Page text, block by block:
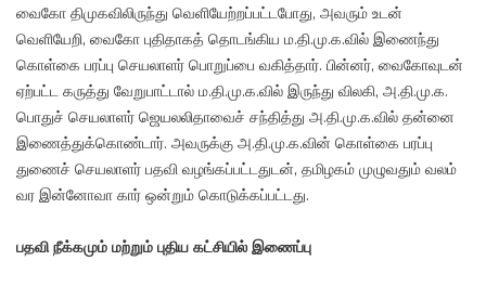
வைகோ திமுகவிலிருந்து வெளியேற்றப்பட்டபோது, அவரும் உடன்
வெளியேறி, வைகோ புதிதாகத் தொடங்கிய ம.தி.மு.க.வில் இணைந்து
கொள்கை பரப்பு செயலாளர் பொறுப்பை வகித்தார். பின்னர், வைகோவுடன்
ஏற்பட்ட கருத்து வேறுபாட்டால் ம.தி.மு.க.வில் இருந்து விலகி, அ.தி.மு.க.
பொதுச் செயலாளர் ஜெயலலிதாவைச் சந்தித்து அ.தி.மு.க.வில் தன்னை
இணைத்துக்கொண்டார். அவருக்கு அ.தி.மு.க.வின் கொள்கை பரப்பு
துணைச் செயலாளர் பதவி வழங்கப்பட்டதுடன், தமிழகம் முழுவதும் வலம்
வர இன்னோவா கார் ஒன்றும் கொடுக்கப்பட்டது.
பதவி நீக்கமும் மற்றும் புதிய கட்சியில் இணைப்பு